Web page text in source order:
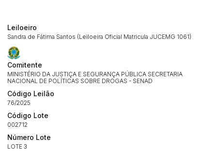
Leiloeiro
Sandra de Fátima Santos (Leiloeira Oficial Matricula JUCEMG 1061)
Comitente
MINISTÉRIO DA JUSTIÇA E SEGURANÇA PÚBLICA SECRETARIA
NACIONAL DE POLÍTICAS SOBRE DROGAS - SENAD
Código Leilão
76/2025
Código Lote
002712
Número Lote
LOTE 3